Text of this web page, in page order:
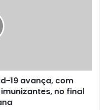
19 avança, com
no final